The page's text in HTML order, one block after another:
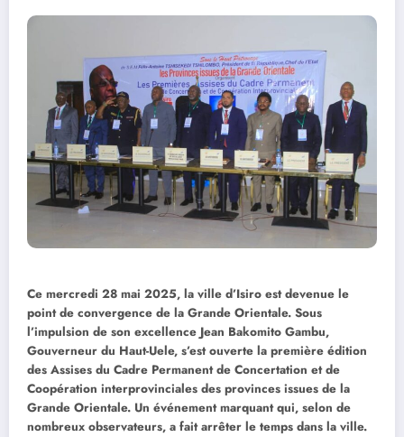
Ce mercredi 28 mai 2025, la ville d’Isiro est devenue le
point de convergence de la Grande Orientale. Sous
l’impulsion de son excellence Jean Bakomito Gambu,
Gouverneur du Haut-Uele, s’est ouverte la première édition
des Assises du Cadre Permanent de Concertation et de
Coopération interprovinciales des provinces issues de la
Grande Orientale. Un événement marquant qui, selon de
nombreux observateurs, a fait arrêter le temps dans la ville.